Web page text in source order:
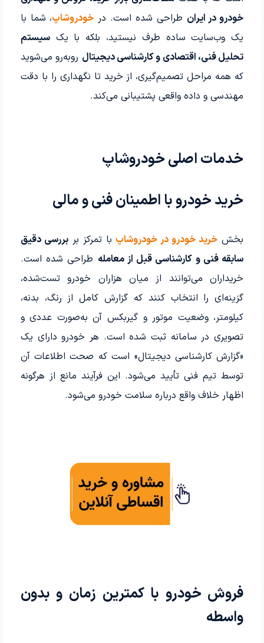
خودرو در ایران طراحی شده است. در خودروشاپ، شما با
یک وب‌سایت ساده طرف نیستید، بلکه با یکسیستم
تحلیل فنی، اقتصادی و کارشناسی دیجیتال روبه‌رو می‌شوید
که همه مراحل تصمیم‌گیری، از خرید تا نگهداری را با دقت
مهندسی و داده واقعی پشتیبانی می‌کند.
خدمات اصلی خودروشاپ
خرید خودرو با اطمینان فنی و مالی
بخش خرید خودرو در خودروشاپ با تمرکز بربررسی دقیق
سابقه فنی و کارشناسی قبل از معامله طراحی شده است.
خریداران می‌توانند از میان هزاران خودرو تست‌شده،
گزینه‌ای را انتخاب کنند که گزارش کامل از رنگ، بدنه،
کیلومتر، وضعیت موتور و گیربکس آن به‌صورت عددی و
تصویری در سامانه ثبت شده است. هر خودرو دارای یک
«گزارش کارشناسی دیجیتال» است که صحت اطلاعات آن
توسط تیم فنی تأیید می‌شود. این فرآیند مانع از هرگونه
اظهار خلاف واقع درباره سلامت خودرو می‌شود.
فروش خودرو با کمترین زمان و بدون
واسطه